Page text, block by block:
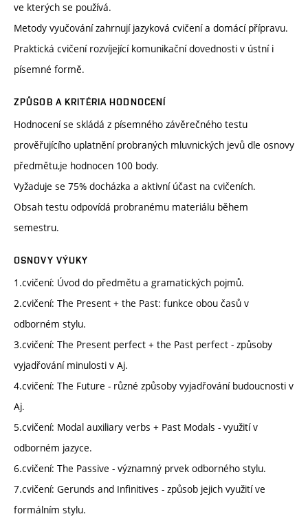
ve kterých se používá.
Metody vyučování zahrnují jazyková cvičení a domácí přípravu.
Praktická cvičení rozvíjející komunikační dovednosti v ústní i
písemné formě.
ZPŮSOB A KRITÉRIA HODNOCENÍ
Hodnocení se skládá z písemného závěrečného testu
prověřujícího uplatnění probraných mluvnických jevů dle osnovy
předmětu,je hodnocen 100 body.
Vyžaduje se 75% docházka a aktivní účast na cvičeních.
Obsah testu odpovídá probranému materiálu během
semestru.
OSNOVY VÝUKY
1.cvičení: Úvod do předmětu a gramatických pojmů.
2.cvičení: The Present + the Past: funkce obou časů v
odborném stylu.
3.cvičení: The Present perfect + the Past perfect - způsoby
vyjadřování minulosti v Aj.
4.cvičení: The Future - různé způsoby vyjadřování budoucnosti v
Aj.
5.cvičení: Modal auxiliary verbs + Past Modals - využití v
odborném jazyce.
6.cvičení: The Passive - významný prvek odborného stylu.
7.cvičení: Gerunds and Infinitives - způsob jejich využití ve
formálním stylu.